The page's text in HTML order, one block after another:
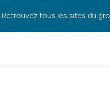
Retrouvez tous les sites du